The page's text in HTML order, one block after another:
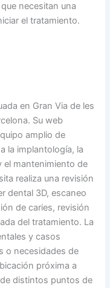
necesitan una
el tratamiento.
en Gran Via de les
Su web
amplio de
la implantología, la
el mantenimiento de
realiza una revisión
dental 3D, escaneo
de caries, revisión
del tratamiento. La
y casos
o necesidades de
próxima a
distintos puntos de